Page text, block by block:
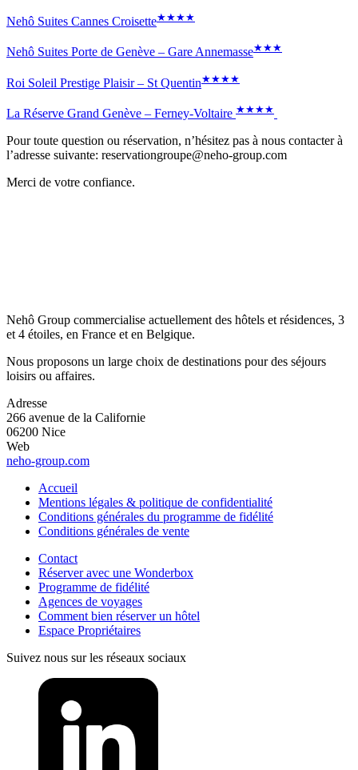
Nehô Suites Cannes Croisette★★★★
Nehô Suites Porte de Genève – Gare Annemasse★★★
Roi Soleil Prestige Plaisir – St Quentin★★★★
La Réserve Grand Genève – Ferney-Voltaire ★★★★
Pour toute question ou réservation, n’hésitez pas à nous contacter à
l’adresse suivante: reservationgroupe@neho-group.com
Merci de votre confiance.
Nehô Group commercialise actuellement des hôtels et résidences, 3
et 4 étoiles, en France et en Belgique.
Nous proposons un large choix de destinations pour des séjours
loisirs ou affaires.
Adresse
266 avenue de la Californie
06200 Nice
Web
neho-group.com
Accueil
Mentions légales & politique de confidentialité
Conditions générales du programme de fidélité
Conditions générales de vente
Contact
Réserver avec une Wonderbox
Programme de fidélité
Agences de voyages
Comment bien réserver un hôtel
Espace Propriétaires
Suivez nous sur les réseaux sociaux